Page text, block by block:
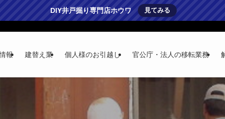
DIY井戸掘り専門店ホウワ 見てみる
報 建替え業 個人様のお引越し 官公庁・法人の移転業務